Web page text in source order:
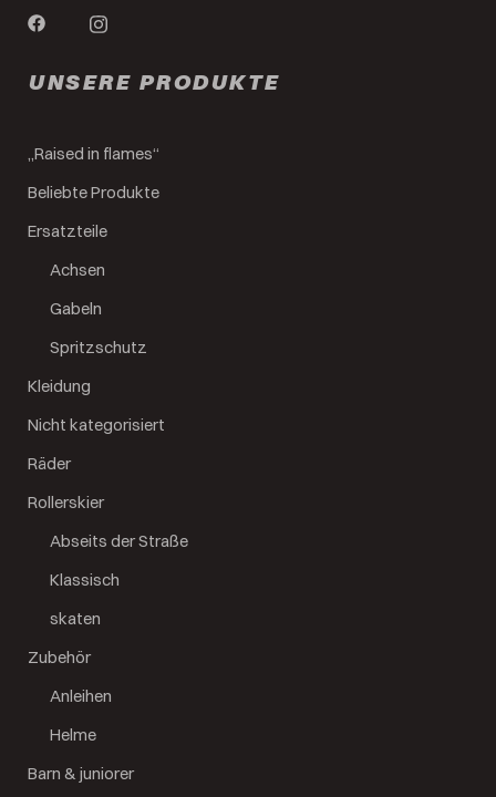
UNSERE PRODUKTE
„Raised in flames“
Beliebte Produkte
Ersatzteile
Achsen
Gabeln
Spritzschutz
Kleidung
Nicht kategorisiert
Räder
Rollerskier
Abseits der Straße
Klassisch
skaten
Zubehör
Anleihen
Helme
Barn & juniorer